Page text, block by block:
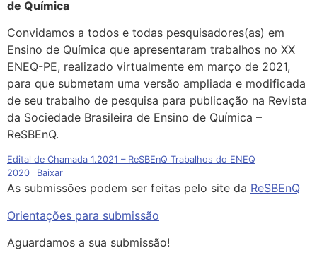
de Química
Convidamos a todos e todas pesquisadores(as) em
Ensino de Química que apresentaram trabalhos no XX
ENEQ-PE, realizado virtualmente em março de 2021,
para que submetam uma versão ampliada e modificada
de seu trabalho de pesquisa para publicação na Revista
da Sociedade Brasileira de Ensino de Química –
ReSBEnQ.
Edital de Chamada 1.2021 – ReSBEnQ Trabalhos do ENEQ
2020
Baixar
As submissões podem ser feitas pelo site da ReSBEnQ
Orientações para submissão
Aguardamos a sua submissão!